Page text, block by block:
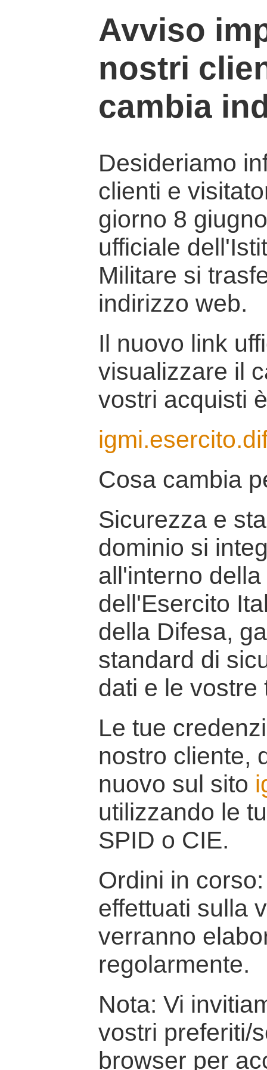
Avviso
nostri
cambia
Desideriamo
clienti e
giorno 8
ufficiale
Militare si
indirizzo web.
Il nuovo link
visualizzare il
vostri acquisti
Cosa cambia
Sicurezza e
dominio si
all'interno
dell'Esercito
della Difesa,
standard di
dati e le vostre
Le tue
nostro cliente,
nuovo sul sito
utilizzando le
SPID o CIE.
Ordini in
effettuati sulla
verranno
regolarmente.
Nota: Vi
vostri preferiti/
browser per